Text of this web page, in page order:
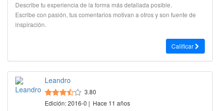
Describe tu experiencia de la forma más detallada posible.
Escribe con pasión, tus comentarios motivan a otros y son fuente de
inspiración.
Calificar
Leandro
3.80
Edición: 2016-0 | Hace 11 años